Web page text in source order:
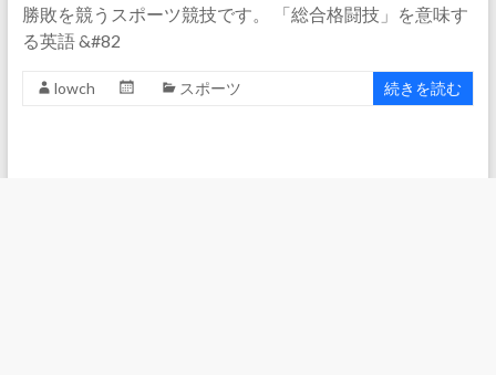
勝敗を競うスポーツ競技です。 「総合格闘技」を意味す
る英語 &#82
lowch スポーツ 続きを読む